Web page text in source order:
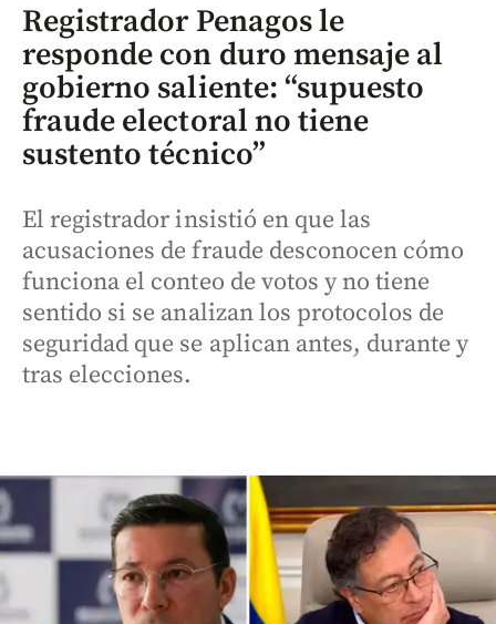
Registrador Penagos le
responde con duro mensaje al
gobierno saliente: “supuesto
fraude electoral no tiene
sustento técnico”
El registrador insistió en que las
acusaciones de fraude desconocen cómo
funciona el conteo de votos y no tiene
sentido si se analizan los protocolos de
seguridad que se aplican antes, durante y
tras elecciones.